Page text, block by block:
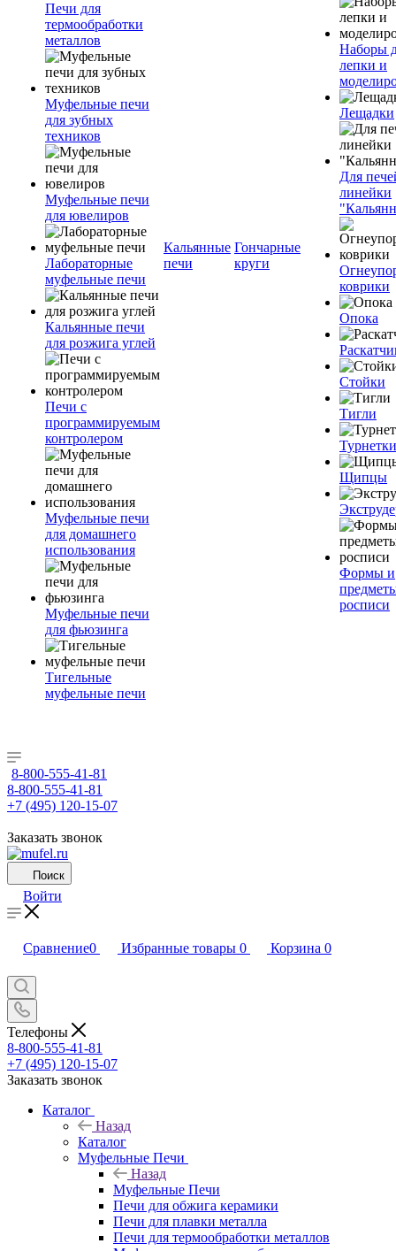
Печи для
термообработки
металлов
Муфельные печи
для зубных
техников
Муфельные печи
для ювелиров
Лабораторные
муфельные печи
Кальянные печи
для розжига углей
Печи с
программируемым
контролером
Муфельные печи
для домашнего
использования
Муфельные печи
для фьюзинга
Тигельные
муфельные печи
Кальянные
печи
Гончарные
круги
Наборы
лепки и
Лещадки
Для
линейки
коврики
Опока
Стойки
Тигли
Турнетки
Щипцы
Формы и
росписи
8-800-555-41-81
8-800-555-41-81
+7 (495) 120-15-07
Заказать звонок
Поиск
Войти
Сравнение0 Избранные товары 0 Корзина 0
Телефоны
8-800-555-41-81
+7 (495) 120-15-07
Заказать звонок
Каталог
Назад
Каталог
Муфельные Печи
Назад
Муфельные Печи
Печи для обжига керамики
Печи для плавки металла
Печи для термообработки металлов